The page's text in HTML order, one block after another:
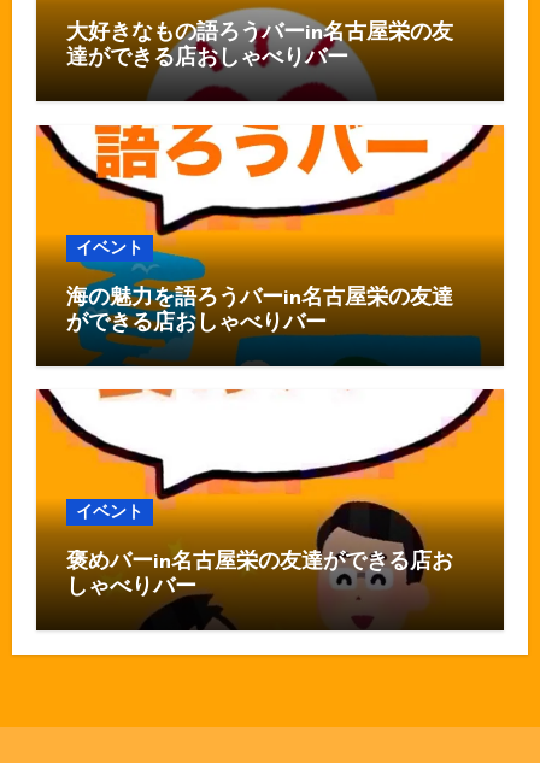
大好きなもの語ろうバーin名古屋栄の友
達ができる店おしゃべりバー
イベント
海の魅力を語ろうバーin名古屋栄の友達
ができる店おしゃべりバー
イベント
褒めバーin名古屋栄の友達ができる店お
しゃべりバー